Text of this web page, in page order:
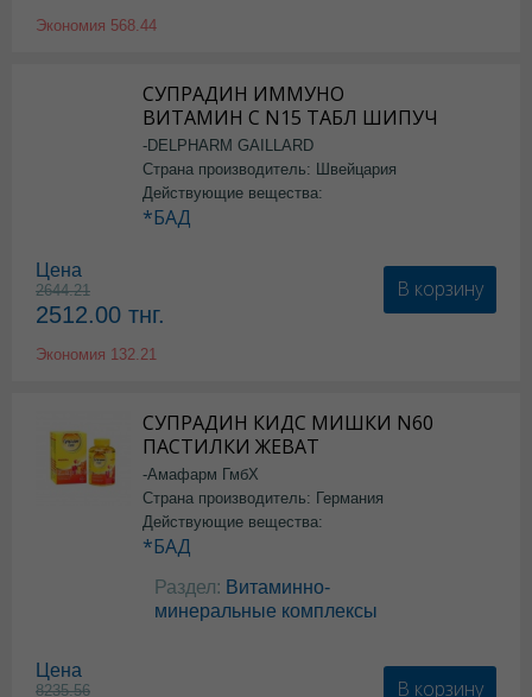
Экономия 568.44
СУПРАДИН ИММУНО
ВИТАМИН С N15 ТАБЛ ШИПУЧ
-DELPHARM GAILLARD
Страна производитель: Швейцария
Действующие вещества:
*БАД
Цена
2644.21
2512.00 тнг.
Экономия 132.21
В корзину
СУПРАДИН КИДС МИШКИ N60
ПАСТИЛКИ ЖЕВАТ
-Амафарм ГмбХ
Страна производитель: Германия
Действующие вещества:
*БАД
Раздел: Витаминно-
минеральные комплексы
Цена
8235.56 В корзину